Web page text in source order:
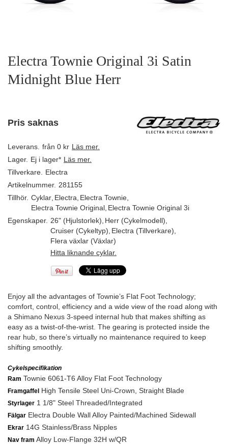
Electra Townie Original 3i Satin
Midnight Blue Herr
Pris saknas
Leverans. från 0 kr Läs mer.
Lager. Ej i lager* Läs mer.
Tillverkare.
Electra
Artikelnummer. 281155
Tillhör. Cyklar Electra Electra Townie
Electra Townie Original Electra Townie Original 3i
Egenskaper. 26" (Hjulstorlek) Herr (Cykelmodell)
Cruiser (Cykeltyp) Electra (Tillverkare)
Flera växlar (Växlar)
Hitta liknande cyklar.
Enjoy all the advantages of Townie’s Flat Foot Technology;
comfort, control, efficiency and a wide view of the road along with
a Shimano Nexus 3-speed internal hub that makes shifting as
easy as a twist-of-the-wrist. The gearing is protected inside the
rear hub, so there’s virtually no maintenance required to keep
shifting smoothly.
Cykelspecifikation
Ram Townie 6061-T6 Alloy Flat Foot Technology
Framgaffel High Tensile Steel Uni-Crown, Straight Blade
Styrlager 1 1/8" Steel Threaded/Integrated
Fälgar Electra Double Wall Alloy Painted/Machined Sidewall
Ekrar 14G Stainless/Brass Nipples
Nav fram Alloy Low-Flange 32H w/QR